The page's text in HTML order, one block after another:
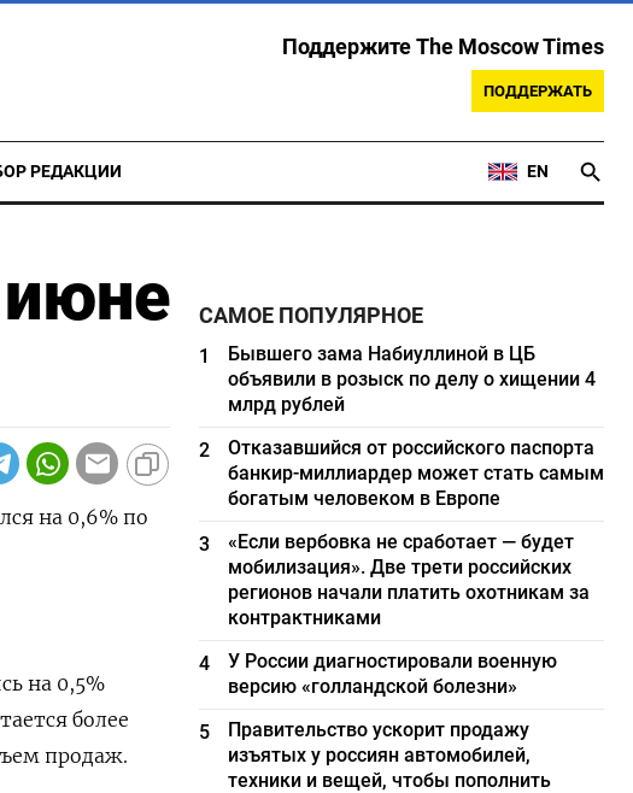
Поддержите The Moscow Times
ПОДДЕРЖАТЬ
РЕДАКЦИИ EN
на 0,6% по
на 0,5%
более
продаж.
САМОЕ ПОПУЛЯРНОЕ
1
Бывшего зама Набиуллиной в ЦБ
объявили в розыск по делу о хищении 4
млрд рублей
2
Отказавшийся от российского паспорта
банкир-миллиардер может стать самым
богатым человеком в Европе
3
«Если вербовка не сработает — будет
мобилизация». Две трети российских
регионов начали платить охотникам за
контрактниками
4
У России диагностировали военную
версию «голландской болезни»
5
Правительство ускорит продажу
изъятых у россиян автомобилей,
техники и вещей, чтобы пополнить